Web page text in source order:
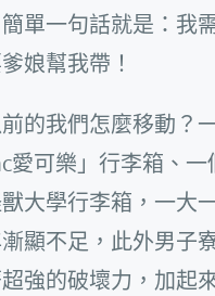
單一句話就是：我
娘幫我帶！
的我們怎麼移動？
愛可樂」行李箱、
大學行李箱，一大
顯不足，此外男子
強的破壞力，加起